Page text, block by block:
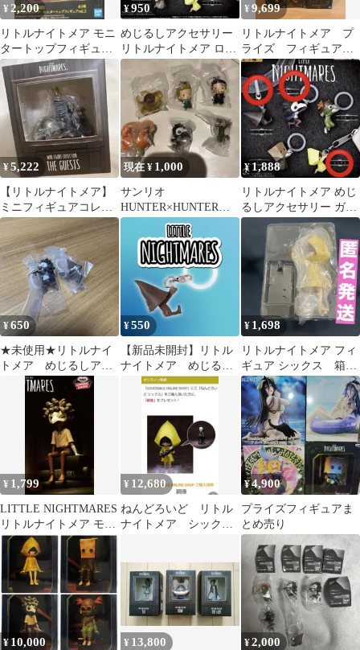
¥ 2,200
リトルナイトメア モニ
タートップフィギュア
ロウ 箱無し
¥950
めじるしアクセサリー
リトルナイトメア ロゥ
アローン
¥9,699
リトルナイトメア プ
ライズ フィギュア 7
点 まとま
¥5,222
【リトルナイトメア】
ミニフィギュアコレク
ション・GECCO/ゲス
ト1点
現在 ¥ 1,000
サンリオ
HUNTER×HUNTERリ
トルナイトメアルルロ
ロカプセルトイまとめ
売り
¥1,888
リトルナイトメア めじ
るしアクセサリー ガチ
ャ フィギュア 3種セッ
¥650
★未使用★リトルナイ
トメア めじるしアク
セサリー ノーム ロ
¥550
【新品未開封】リトル
ナイトメア めじるし
アクセサリー ノーム
¥ 1,698
リトルナイトメア フィ
ギュア シックス 箱無
し
¥ 1,799
LITTLE NIGHTMARES
リトルナイトメア モニ
タートップ LOW ロー
¥ 12,680
ねんどろいど リトル
ナイトメア シック
¥4,900
プライズフィギュアま
とめ売り
¥10,000 ¥ 13,800 ¥2,000